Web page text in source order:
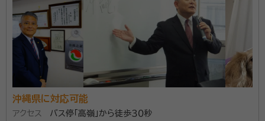
「戸籍だけ集めてほしい」「銀行の手続きだけしてほし
い」というような細かいニーズにも対応します。 沖縄は、
人間関係が密接であたたかい分、情報が周りの人に伝
わりやすい環境にあり、ご家族の悩みや財産に関する事
を他人に相談するのは不安だと思う方もいらっしゃると
思いますが、私達行政書士には守秘義務が課せられて
おり、また、当事務所ではその様な島の特性を理解し
て、特に守秘義務に関しては厳守していく所存ですので
資格等：行政書士
所属団体：沖縄県行政書士会
沖縄県に対応可能
アクセス
バス停「高嶺」から徒歩３０秒